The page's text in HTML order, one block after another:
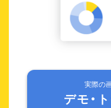
実際の
デモ・